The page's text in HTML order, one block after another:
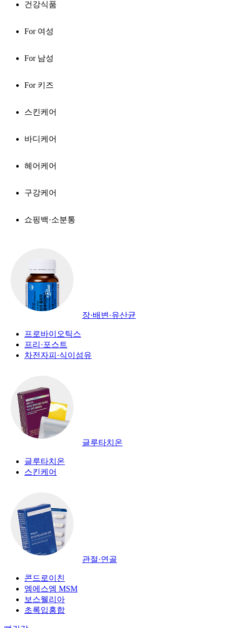
건강식품
For 여성
For 남성
For 키즈
스킨케어
바디케어
헤어케어
구강케어
쇼핑백·소분통
장·배변·유산균
프로바이오틱스
프리·포스트
차전자피·식이섬유
글루타치온
글루타치온
스킨케어
관절·연골
콘드로이친
엠에스엠 MSM
보스웰리아
초록입홍합